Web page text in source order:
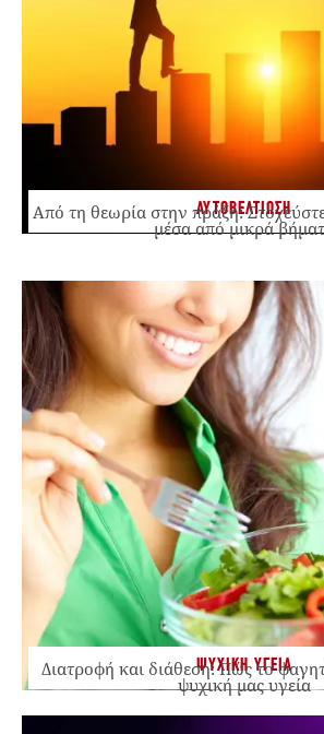
ΑΥΤΟΒΕΛΤΙΩΣΗ
Από τη θεωρία στην πράξη:
μέσα από μικρά
ΨΥΧΙΚΗ ΥΓΕΙΑ
Διατροφή και διάθεση: Πώς το
ψυχική μας υγεία